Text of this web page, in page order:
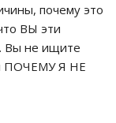
почему это
ВЫ эти
Вы не ищите
ПОЧЕМУ Я НЕ